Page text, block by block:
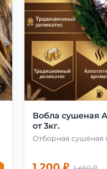
Вобла сушеная
от 3кг.
Отборная сушёная